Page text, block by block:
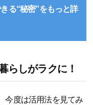
る“秘密”をもっと詳
らしがラクに！
今度は活用法を見てみ